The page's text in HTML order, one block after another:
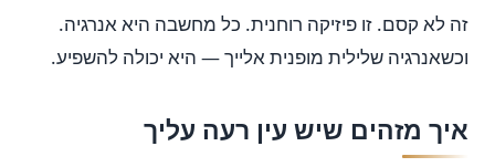
זה לא קסם. זו פיזיקה רוחנית. כל מחשבה היא אנרגיה.
וכשאנרגיה שלילית מופנית אלייך — היא יכולה להשפיע.
איך מזהים שיש עין רעה עליך